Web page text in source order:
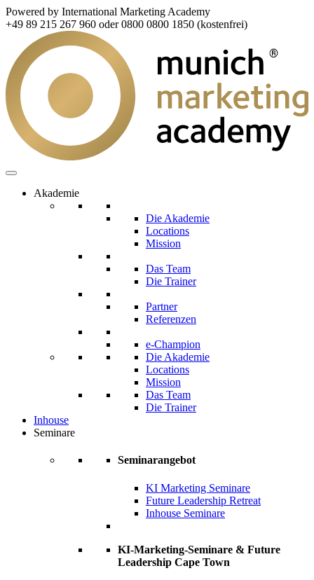
Powered by International Marketing Academy
+49 89 215 267 960 oder 0800 0800 1850 (kostenfrei)
Akademie
Die Akademie
Locations
Mission
Das Team
Die Trainer
Partner
Referenzen
e-Champion
Die Akademie
Locations
Mission
Das Team
Die Trainer
Inhouse
Seminare
Seminarangebot
KI Marketing Seminare
Future Leadership Retreat
Inhouse Seminare
KI-Marketing-Seminare & Future
Leadership Cape Town